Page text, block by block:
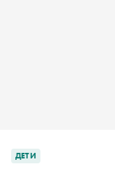
ДЕТИ